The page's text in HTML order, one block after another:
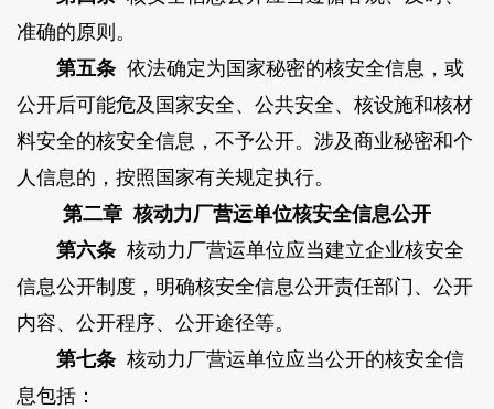
准确的原则。
第五条依法确定为国家秘密的核安全信息，或
公开后可能危及国家安全、公共安全、核设施和核材
料安全的核安全信息，不予公开。涉及商业秘密和个
人信息的，按照国家有关规定执行。
第二章 核动力厂营运单位核安全信息公开
第六条核动力厂营运单位应当建立企业核安全
信息公开制度，明确核安全信息公开责任部门、公开
内容、公开程序、公开途径等。
第七条核动力厂营运单位应当公开的核安全信
息包括：